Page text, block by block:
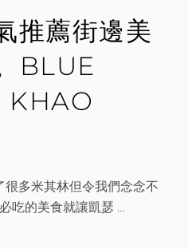
推薦街邊美
BLUE
KHAO
多米其林但令我們念念不
吃的美食就讓凱瑟 …